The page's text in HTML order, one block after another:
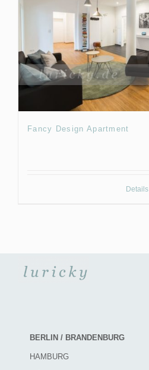
Fancy Design Apartment
Details
BERLIN / BRANDENBURG
HAMBURG